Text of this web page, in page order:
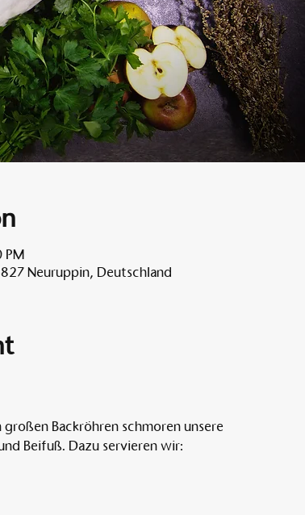
PM
Neuruppin, Deutschland
Backröhren schmoren unsere
Beifuß. Dazu servieren wir: